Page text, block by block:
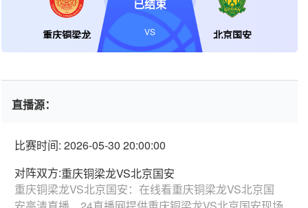
重庆铜梁龙 北京国安
已结束
VS
直播源：
比赛时间: 2026-05-30 20:00:00
对阵双方:重庆铜梁龙VS北京国安
重庆铜梁龙VS北京国安：在线看重庆铜梁龙VS北京国